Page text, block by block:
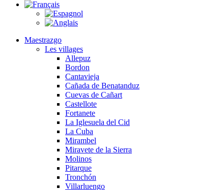
Maestrazgo
Les villages
Allepuz
Bordon
Cantavieja
Cañada de Benatanduz
Cuevas de Cañart
Castellote
Fortanete
La Iglesuela del Cid
La Cuba
Mirambel
Miravete de la Sierra
Molinos
Pitarque
Tronchón
Villarluengo